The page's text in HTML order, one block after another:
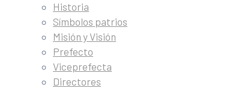
Historia
Símbolos patrios
Misión y Visión
Prefecto
Viceprefecta
Directores